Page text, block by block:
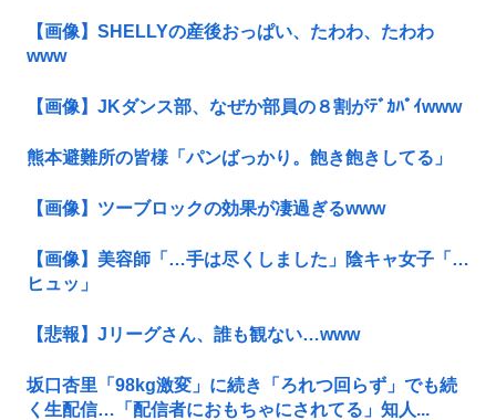
【画像】SHELLYの産後おっぱい、たわわ、たわわ
www
【画像】JKダンス部、なぜか部員の８割がﾃﾞｶﾊﾟｲwww
熊本避難所の皆様「パンばっかり。飽き飽きしてる」
【画像】ツーブロックの効果が凄過ぎるwww
【画像】美容師「…手は尽くしました」陰キャ女子「…
ヒュッ」
【悲報】Jリーグさん、誰も観ない…www
坂口杏里「98kg激変」に続き「ろれつ回らず」でも続
く生配信…「配信者におもちゃにされてる」知人...